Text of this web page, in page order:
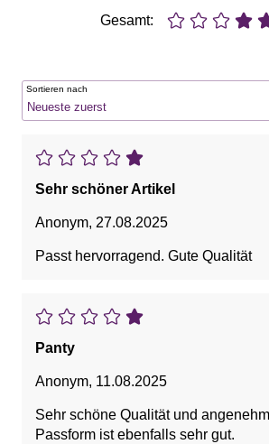
Gesamt:
Sortieren nach
Sehr schöner Artikel
Anonym, 27.08.2025
Passt hervorragend. Gute Qualität
Panty
Anonym, 11.08.2025
Sehr schöne Qualität und
Passform ist ebenfalls sehr gut.